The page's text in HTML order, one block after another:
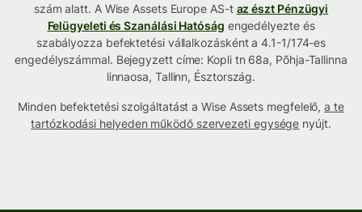
szám alatt. A Wise Assets Europe AS-t az észt Pénzügyi
Felügyeleti és Szanálási Hatóság engedélyezte és
szabályozza befektetési vállalkozásként a 4.1-1/174-es
engedélyszámmal. Bejegyzett címe: Kopli tn 68a, Põhja-Tallinna
linnaosa, Tallinn, Észtország.
Minden befektetési szolgáltatást a Wise Assets megfelelő,a te
tartózkodási helyeden működő szervezeti egysége nyújt.